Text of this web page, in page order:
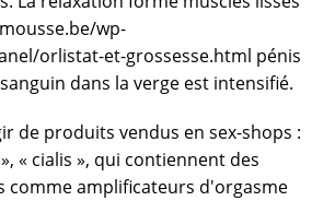
wp-
orlistat-et-grossesse.html pénis
dans la verge est intensifié.
de produits vendus en sex-shops :
« cialis », qui contiennent des
comme amplificateurs d'orgasme